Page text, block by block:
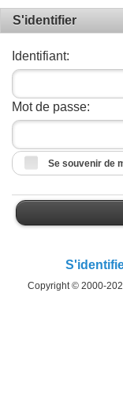
S'identifier
Identifiant:
Mot de passe:
Se souvenir de
Copyright © 2000-